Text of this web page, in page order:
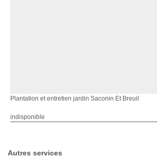
Plantation et entretien jardin Saconin Et Breuil
indisponible
Autres services